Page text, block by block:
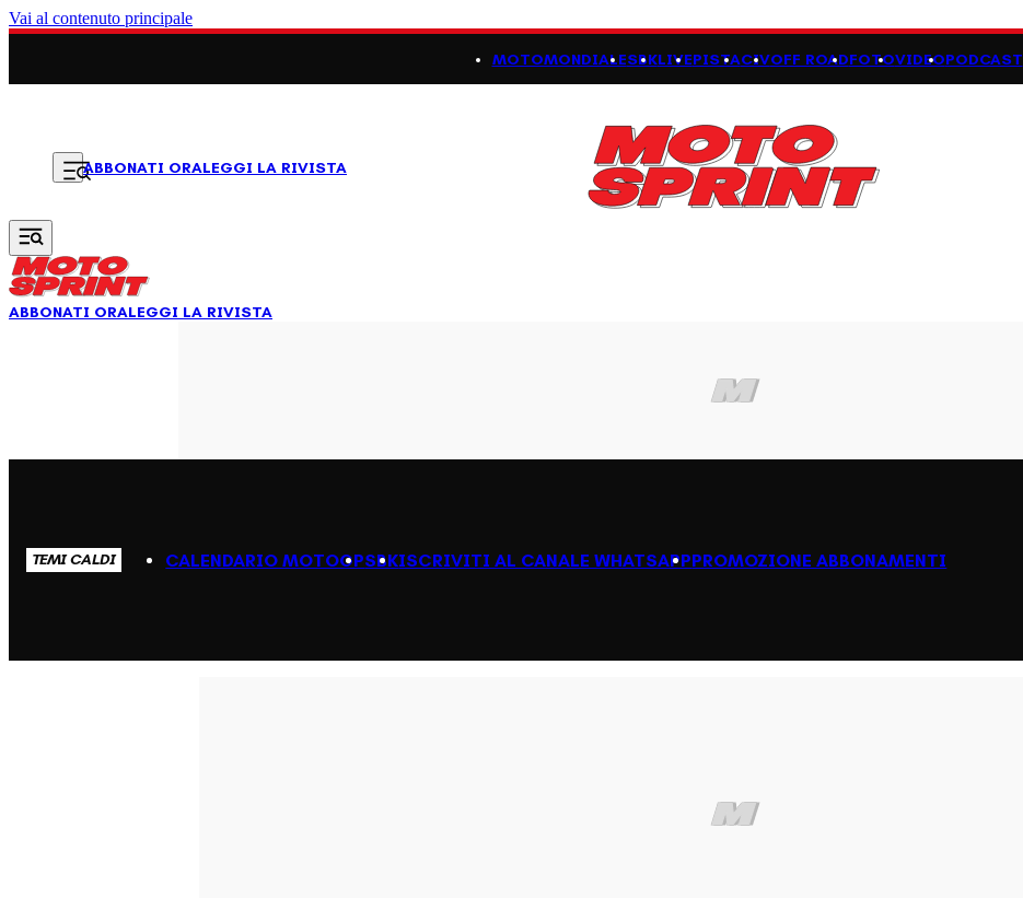
Vai al contenuto principale
MOTOMONDIALESBKLIVEPISTACIVOFF ROADFOTOVIDEOPODCAST
ABBONATI ORALEGGI LA RIVISTA
ABBONATI ORALEGGI LA RIVISTA
TEMI CALDI CALENDARIO MOTOGPSBKISCRIVITI AL CANALE WHATSAPPPROMOZIONE ABBONAMENTI